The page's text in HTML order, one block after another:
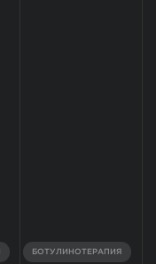
БОТУЛИНОТЕРАПИЯ